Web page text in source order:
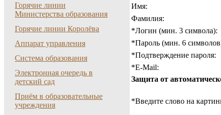
Горячие линии
Министерства образования
Горячие линии Королёва
Аппарат управления
Система образования
Электронная очередь в
детский сад
Приём в образовательные
учреждения
Имя:
Фамилия:
*Логин (мин. 3 символа):
*Пароль (мин. 6
*Подтверждение пароля:
*E-Mail:
Защита от
*Введите слово на